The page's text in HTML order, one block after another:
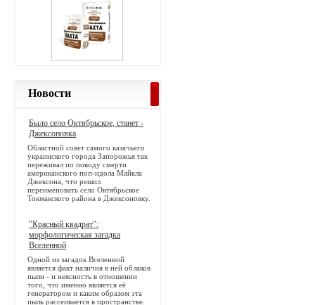
Новости
Было село Октябрьское, станет -
Джексоновка
Областной совет самого казачьего
украинского города Запорожья так
переживал по поводу смерти
американского поп-идола Майкла
Джексона, что решил
переименовать село Октябрьское
Токмакского района в Джексоновку.
"Красный квадрат":
морфологическая загадка
Вселенной
Одной из загадок Вселенной
является факт наличия в ней облаков
пыли - и неясность в отношении
того, что именно является её
генератором и каким образом эта
пыль рассеивается в пространстве.